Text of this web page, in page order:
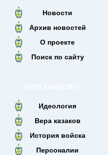
Новости
Архив новостей
О проекте
Поиск по сайту
Идеология
Вера казаков
История войска
Персоналии